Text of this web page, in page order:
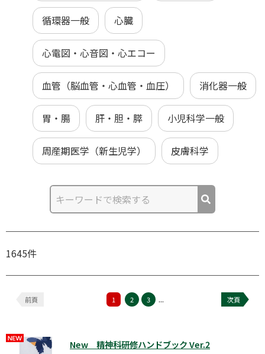
循環器一般 心臓
心電図・心音図・心エコー
血管（脳血管・心血管・血圧） 消化器一般
胃・腸 肝・胆・膵 小児科学一般
周産期医学（新生児学） 皮膚科学
1645件
前頁 1 2 3 ... 次頁
New 精神科研修ハンドブック Ver.2